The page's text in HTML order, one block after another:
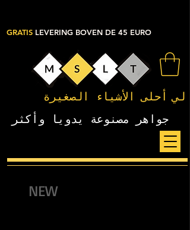
لي أحلى الأشياء الصغيرة
جواهر مصنوعة يدويا وأكثر
GRATIS LEVERING BOVEN DE 45 EURO
NEW